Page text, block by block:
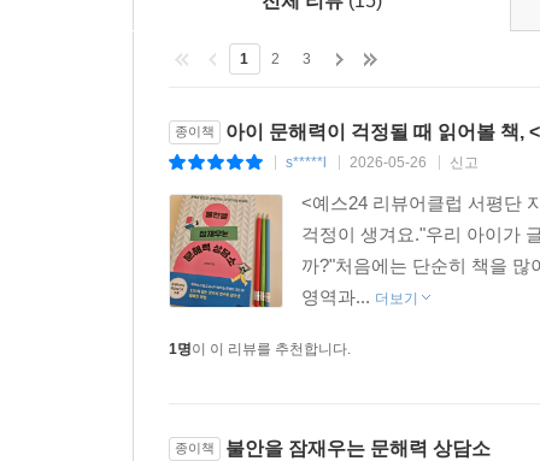
1 2 3
종이책 아이 문해력이 걱정될 때 읽어볼 책,
s*****l 2026-05-26 신고
<예스24 리뷰어클럽 서평단
걱정이 생겨요."우리 아이가
까?"처음에는 단순히 책을
영역과... 더보기
1명이 이 리뷰를 추천합니다.
종이책 불안을 잠재우는 문해력 상담소